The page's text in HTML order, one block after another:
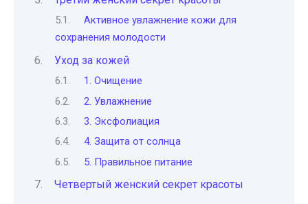
Активное увлажнение кожи для
сохранения молодости
Уход за кожей
1. Очищение
2. Увлажнение
3. Эксфолиация
4. Защита от солнца
5. Правильное питание
Четвертый женский секрет красоты